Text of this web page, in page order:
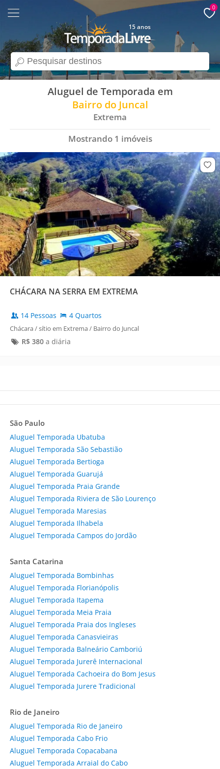
search
15 anos
0
Aluguel de Temporada em
Bairro do Juncal
Extrema
Mostrando 1 imóveis
CHÁCARA NA SERRA EM EXTREMA
14 Pessoas 4 Quartos
Chácara / sítio em Extrema / Bairro do Juncal
R$ 380a diária
São Paulo
Aluguel Temporada Ubatuba
Aluguel Temporada São Sebastião
Aluguel Temporada Bertioga
Aluguel Temporada Guarujá
Aluguel Temporada Praia Grande
Aluguel Temporada Riviera de São Lourenço
Aluguel Temporada Maresias
Aluguel Temporada Ilhabela
Aluguel Temporada Campos do Jordão
Santa Catarina
Aluguel Temporada Bombinhas
Aluguel Temporada Florianópolis
Aluguel Temporada Itapema
Aluguel Temporada Meia Praia
Aluguel Temporada Praia dos Ingleses
Aluguel Temporada Canasvieiras
Aluguel Temporada Balneário Camboriú
Aluguel Temporada Jurerê Internacional
Aluguel Temporada Cachoeira do Bom Jesus
Aluguel Temporada Jurere Tradicional
Rio de Janeiro
Aluguel Temporada Rio de Janeiro
Aluguel Temporada Cabo Frio
Aluguel Temporada Copacabana
Aluguel Temporada Arraial do Cabo